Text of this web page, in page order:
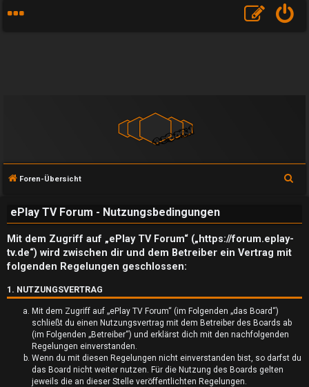
Foren-Übersicht
ePlay TV Forum - Nutzungsbedingungen
Mit dem Zugriff auf „ePlay TV Forum“ („https://forum.eplay-
tv.de“) wird zwischen dir und dem Betreiber ein Vertrag mit
folgenden Regelungen geschlossen:
1. NUTZUNGSVERTRAG
Mit dem Zugriff auf „ePlay TV Forum“ (im Folgenden „das Board“)
schließt du einen Nutzungsvertrag mit dem Betreiber des Boards ab
(im Folgenden „Betreiber“) und erklärst dich mit den nachfolgenden
Regelungen einverstanden.
Wenn du mit diesen Regelungen nicht einverstanden bist, so darfst du
das Board nicht weiter nutzen. Für die Nutzung des Boards gelten
jeweils die an dieser Stelle veröffentlichten Regelungen.